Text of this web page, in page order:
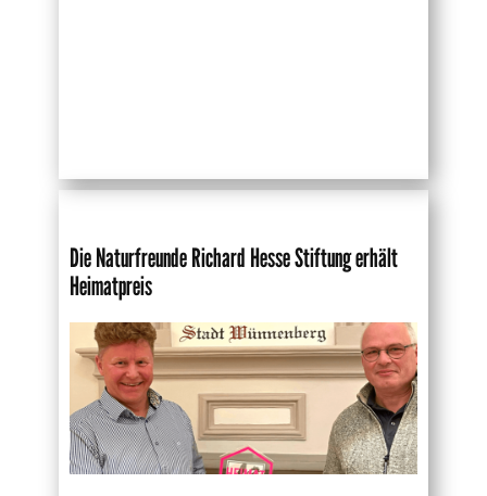
Die Naturfreunde Richard Hesse Stiftung erhält
Heimatpreis